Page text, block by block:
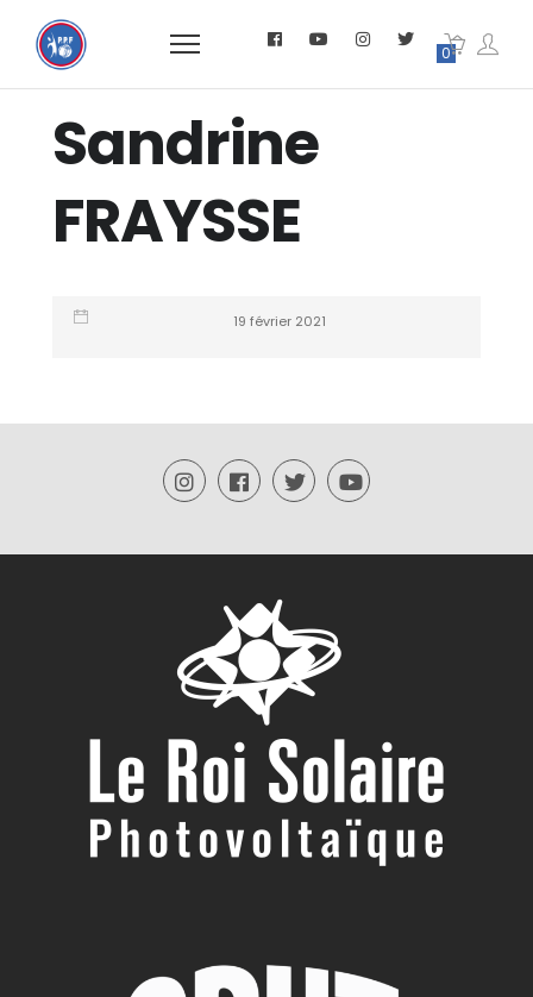
0
Sandrine
FRAYSSE
19 février 2021